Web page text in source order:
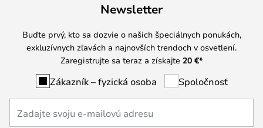
Newsletter
Buďte prvý, kto sa dozvie o našich špeciálnych ponukách,
exkluzívnych zľavách a najnovších trendoch v osvetlení.
Zaregistrujte sa teraz a získajte 20 €*
Zákazník – fyzická osoba Spoločnosť